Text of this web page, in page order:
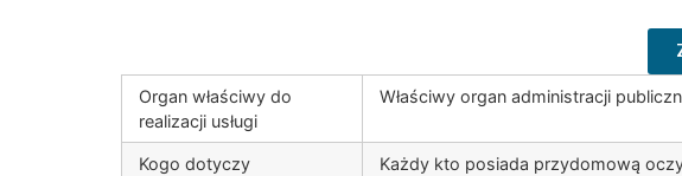
Organ właściwy do
realizacji usługi
Właściwy organ administracji
Kogo dotyczy
Każdy kto posiada przydomową